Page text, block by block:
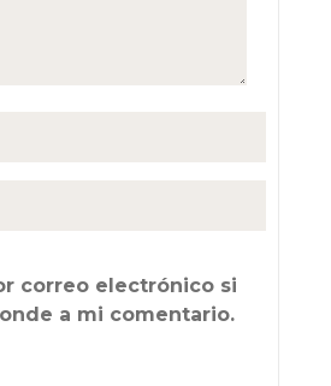
correo electrónico si
a mi comentario.